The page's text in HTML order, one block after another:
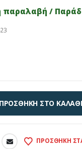
παραλαβή /
ΠΡΟΣΘΉΚΗ ΣΤΟ ΚΑΛΆΘΙ
ΠΡΟΣΘΉΚΗ